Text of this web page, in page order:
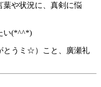
葉や状況に、真剣に悩
い(*^^*)
とうミ☆）こと、廣瀬礼